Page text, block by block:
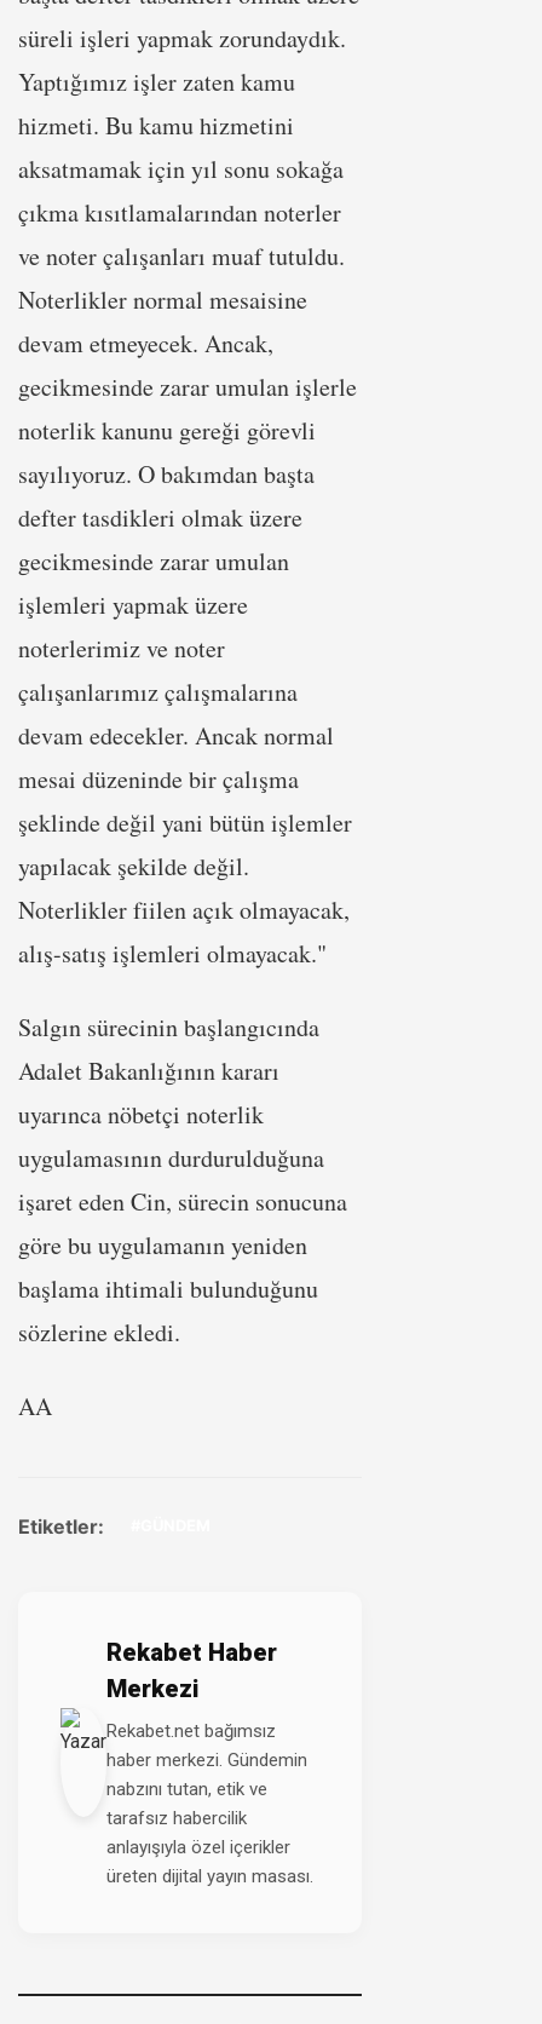
süreli işleri yapmak zorundaydık.
Yaptığımız işler zaten kamu
hizmeti. Bu kamu hizmetini
aksatmamak için yıl sonu sokağa
çıkma kısıtlamalarından noterler
ve noter çalışanları muaf tutuldu.
Noterlikler normal mesaisine
devam etmeyecek. Ancak,
gecikmesinde zarar umulan işlerle
noterlik kanunu gereği görevli
sayılıyoruz. O bakımdan başta
defter tasdikleri olmak üzere
gecikmesinde zarar umulan
işlemleri yapmak üzere
noterlerimiz ve noter
çalışanlarımız çalışmalarına
devam edecekler. Ancak normal
mesai düzeninde bir çalışma
şeklinde değil yani bütün işlemler
yapılacak şekilde değil.
Noterlikler fiilen açık olmayacak,
alış-satış işlemleri olmayacak."
Salgın sürecinin başlangıcında
Adalet Bakanlığının kararı
uyarınca nöbetçi noterlik
uygulamasının durdurulduğuna
işaret eden Cin, sürecin sonucuna
göre bu uygulamanın yeniden
başlama ihtimali bulunduğunu
sözlerine ekledi.
AA
Etiketler:
Rekabet Haber
Merkezi
Rekabet.net bağımsız
haber merkezi. Gündemin
nabzını tutan, etik ve
tarafsız habercilik
anlayışıyla özel içerikler
üreten dijital yayın masası.